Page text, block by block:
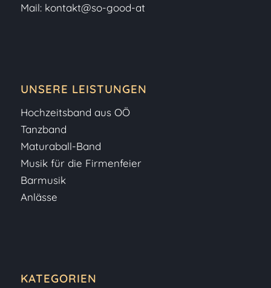
Mail: kontakt@so-good-at
UNSERE LEISTUNGEN
Hochzeitsband aus OÖ
Tanzband
Maturaball-Band
Musik für die Firmenfeier
Barmusik
Anlässe
KATEGORIEN